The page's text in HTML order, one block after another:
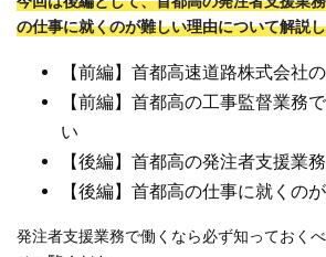
の仕事に就くのが難しい理由について解説
【前編】首都高速道路株式会社
【前編】首都高の工事監督業務
い
【後編】首都高の発注者支援業
【後編】首都高の仕事に就くの
発注者支援業務で働くなら必ず知っておく